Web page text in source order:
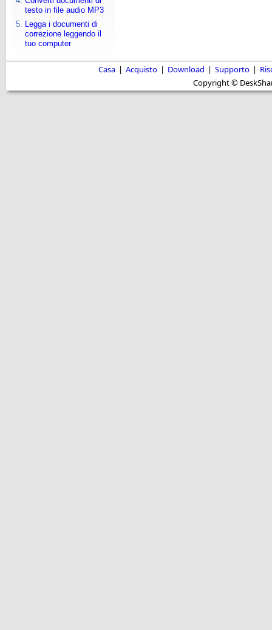
testo in file audio MP3
Legga i documenti di
correzione leggendo il
tuo computer
Casa | Acquisto | Download | Supporto |
Copyright ©